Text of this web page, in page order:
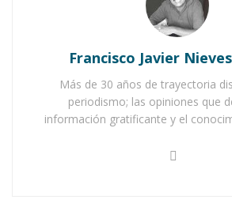
Francisco Javier
Más de 30 años de trayectoria
periodismo; las opiniones que
información gratificante y el